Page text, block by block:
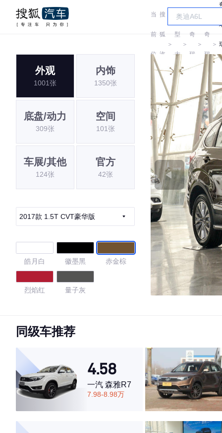
当
前
位
置:
搜
狐
汽
车
＞
车
型
大
全
＞
奇
瑞
＞
奇
瑞
＞
5
外观
1001张
内饰
1350张
底盘/动力
309张
空间
101张
车展/其他
124张
官方
42张
2017款 1.5T CVT豪华版
皓月白 徽墨黑 赤金棕
烈焰红 量子灰
4.52
·外观表现一般，低于87%同级车
·内饰表现一般，低于84%同级车
·空间表现一般，低于54%同级车
同级车推荐
4.58
一汽 森雅R7
7.98-8.98万